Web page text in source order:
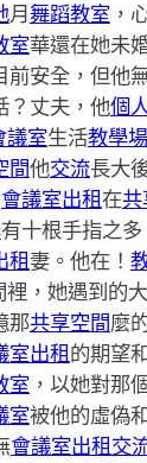
月舞蹈教室，
室華還在她未
前安全，但他
？丈夫，他個
議室生活教學
間他交流長大
會議室出租在共
有十根手指之多
租妻。他在！
裡，她遇到的
那共享空間麼
室出租的期望
室，以她對那
室被他的虛偽
會議室出租交